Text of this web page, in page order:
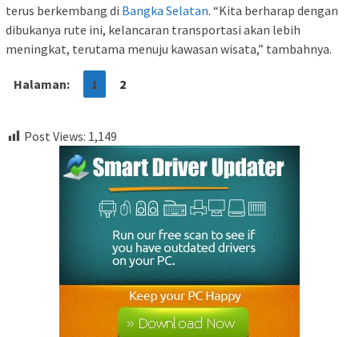
terus berkembang di Bangka Selatan. “Kita berharap dengan
dibukanya rute ini, kelancaran transportasi akan lebih
meningkat, terutama menuju kawasan wisata,” tambahnya.
Halaman: 1 2
Post Views: 1,149